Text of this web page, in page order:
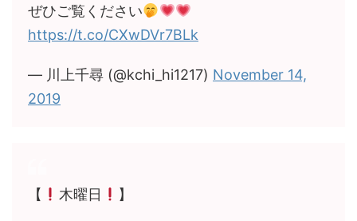
ぜひご覧ください
https://t.co/CXwDVr7BLk
— 川上千尋 (@kchi_hi1217) November 14,
2019
【 木曜日 】